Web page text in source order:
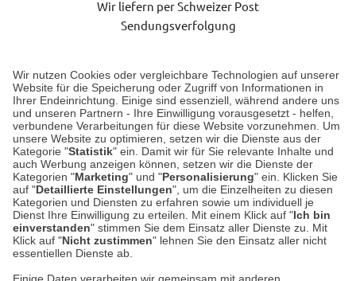
Wir nutzen Cookies oder vergleichbare Technologien auf unserer
Website für die Speicherung oder Zugriff von Informationen in
Ihrer Endeinrichtung. Einige sind essenziell, während andere uns
und unseren Partnern - Ihre Einwilligung vorausgesetzt - helfen,
verbundene Verarbeitungen für diese Website vorzunehmen. Um
unsere Website zu optimieren, setzen wir die Dienste aus der
Kategorie "Statistik" ein. Damit wir für Sie relevante Inhalte und
auch Werbung anzeigen können, setzen wir die Dienste der
Kategorien "Marketing" und "Personalisierung" ein. Klicken Sie
auf "Detaillierte Einstellungen", um die Einzelheiten zu diesen
Kategorien und Diensten zu erfahren sowie um individuell je
Dienst Ihre Einwilligung zu erteilen. Mit einem Klick auf "Ich bin
einverstanden" stimmen Sie dem Einsatz aller Dienste zu. Mit
Klick auf "Nicht zustimmen" lehnen Sie den Einsatz aller nicht
essentiellen Dienste ab.
Wir liefern per Schweizer Post
Sendungsverfolgung
Unser Geschäft in Meckenheim
Auf dem Steinbüchel 6
53340 Meckenheim
Montag bis Samstag 9:00 Uhr bis 18:00 Uhr
weitere Information
Hier finden Sie uns im Netz